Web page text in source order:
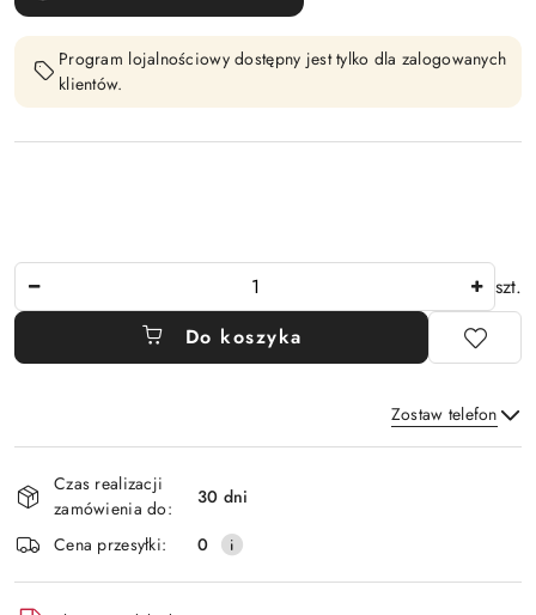
Program lojalnościowy dostępny jest tylko dla zalogowanych
klientów.
szt.
Do koszyka
Zostaw telefon
i
dostawa
Czas realizacji
zamówienia do:
30 dni
Cena przesyłki:
0